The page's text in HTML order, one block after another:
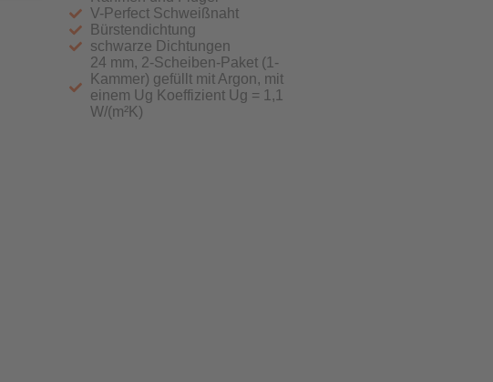
V-Perfect Schweißnaht
Bürstendichtung
schwarze Dichtungen
24 mm, 2-Scheiben-Paket (1-
Kammer) gefüllt mit Argon, mit
einem Ug Koeffizient Ug = 1,1
W/(m²K)